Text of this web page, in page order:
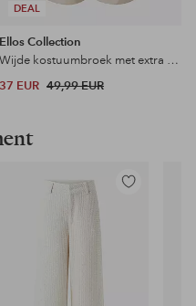
DEAL
Ellos Collection
Wijde kostuumbroek met extra hoge taille
37 EUR 49,99 EUR
Toevoegen